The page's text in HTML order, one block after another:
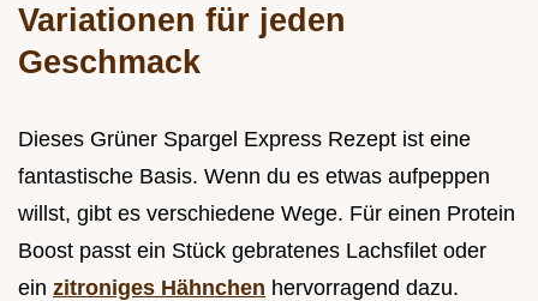
Variationen für jeden
Geschmack
Dieses Grüner Spargel Express Rezept ist eine
fantastische Basis. Wenn du es etwas aufpeppen
willst, gibt es verschiedene Wege. Für einen Protein
Boost passt ein Stück gebratenes Lachsfilet oder
ein zitroniges Hähnchen hervorragend dazu.